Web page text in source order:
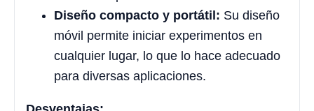
Diseño compacto y portátil: Su diseño
móvil permite iniciar experimentos en
cualquier lugar, lo que lo hace adecuado
para diversas aplicaciones.